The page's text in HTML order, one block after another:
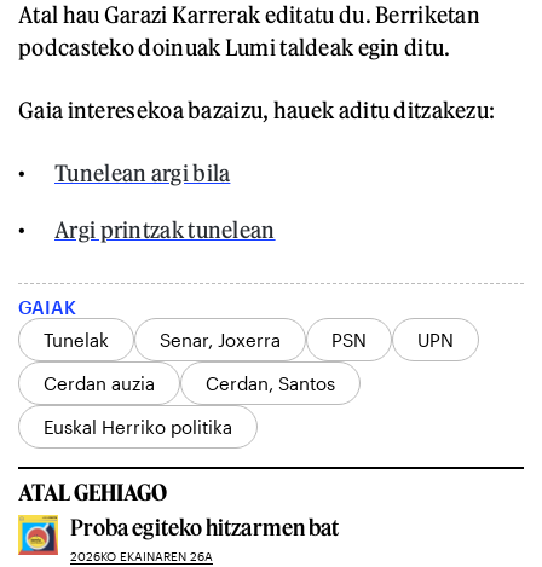
Atal hau Garazi Karrerak editatu du. Berriketan
podcasteko doinuak Lumi taldeak egin ditu.
Gaia interesekoa bazaizu, hauek aditu ditzakezu:
Tunelean argi bila
Argi printzak tunelean
GAIAK
Tunelak
Senar, Joxerra PSN
UPN
Cerdan auzia
Cerdan, Santos
Euskal Herriko politika
ATAL GEHIAGO
Proba egiteko hitzarmen bat
2026KO EKAINAREN 26A